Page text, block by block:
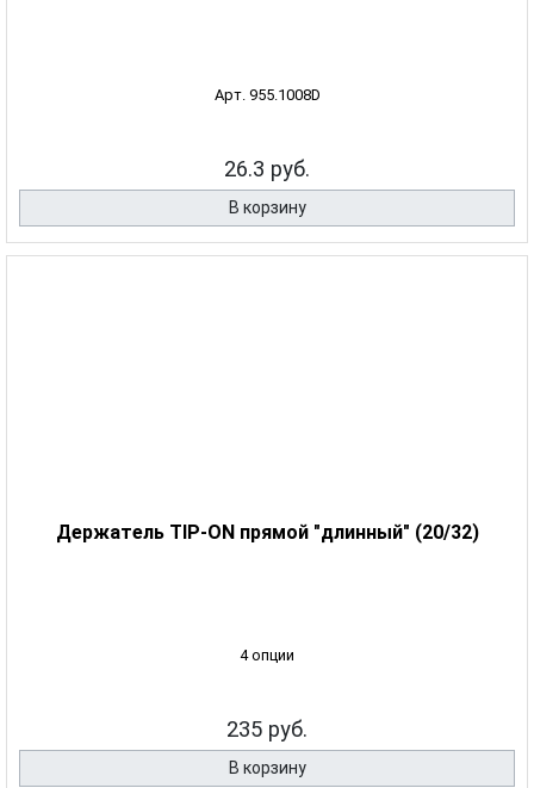
Арт. 955.1008D
26.3 руб.
В корзину
Держатель TIP-ON прямой "длинный" (20/32)
4 опции
235 руб.
В корзину